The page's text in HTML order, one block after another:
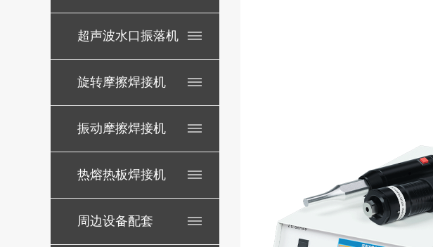
超声波水口振落机
旋转摩擦焊接机
振动摩擦焊接机
热熔热板焊接机
周边设备配套